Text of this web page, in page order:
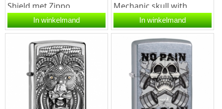
Shield met Zippo
code 2005041. Deze Zippo
aansteker heeft een mat
zilveren...
In winkelmand
Mechanic skull with
hat.Een Zippo aansteker
is een kwalitatief...
In winkelmand